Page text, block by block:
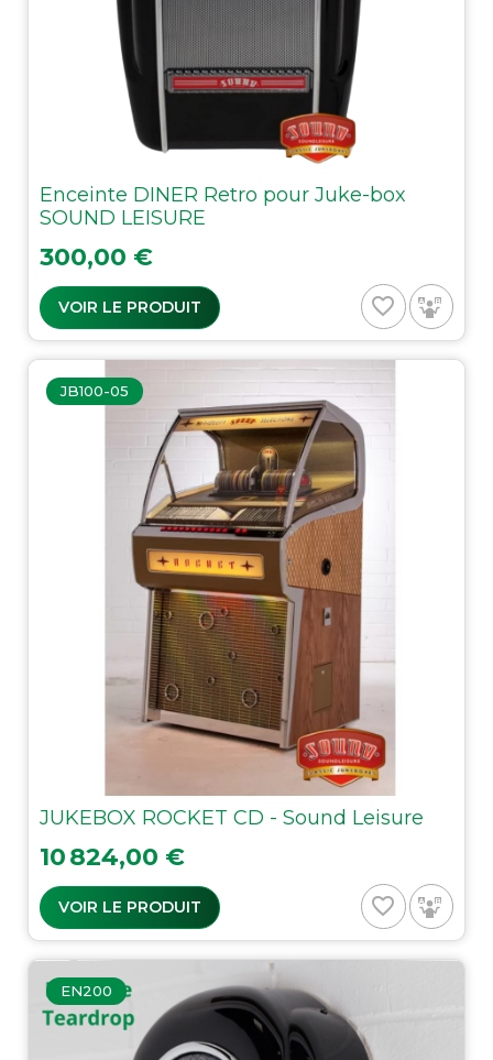
Enceinte DINER Retro pour Juke-box
SOUND LEISURE
Prix
300,00 €
VOIR LE PRODUIT favorite_border
JB100-05
JUKEBOX ROCKET CD - Sound Leisure
Prix
10 824,00 €
VOIR LE PRODUIT favorite_border
EN200